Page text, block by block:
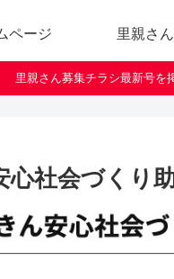
ページ 里親さ
里親さん募集チラシ最新号を
心社会づくり